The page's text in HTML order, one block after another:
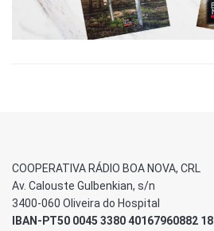
COOPERATIVA RÁDIO BOA NOVA, CRL
Av. Calouste Gulbenkian, s/n
3400-060 Oliveira do Hospital
IBAN-PT50 0045 3380 40167960882 18